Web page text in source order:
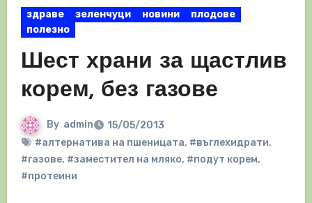
здраве зеленчуци новини
плодове
полезно
Шест храни за щастлив
корем, без газове
By admin
15/05/2013
#алтернатива на пшеницата, #въглехидрати,
#газове, #заместител на мляко, #подут корем,
#протеини